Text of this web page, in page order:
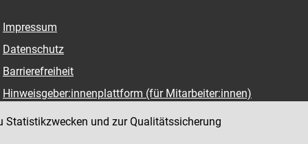
Impressum
Datenschutz
Barrierefreiheit
Hinweisgeber:innenplattform (für Mitarbeiter:innen)
Statistikzwecken und zur Qualitätssicherung